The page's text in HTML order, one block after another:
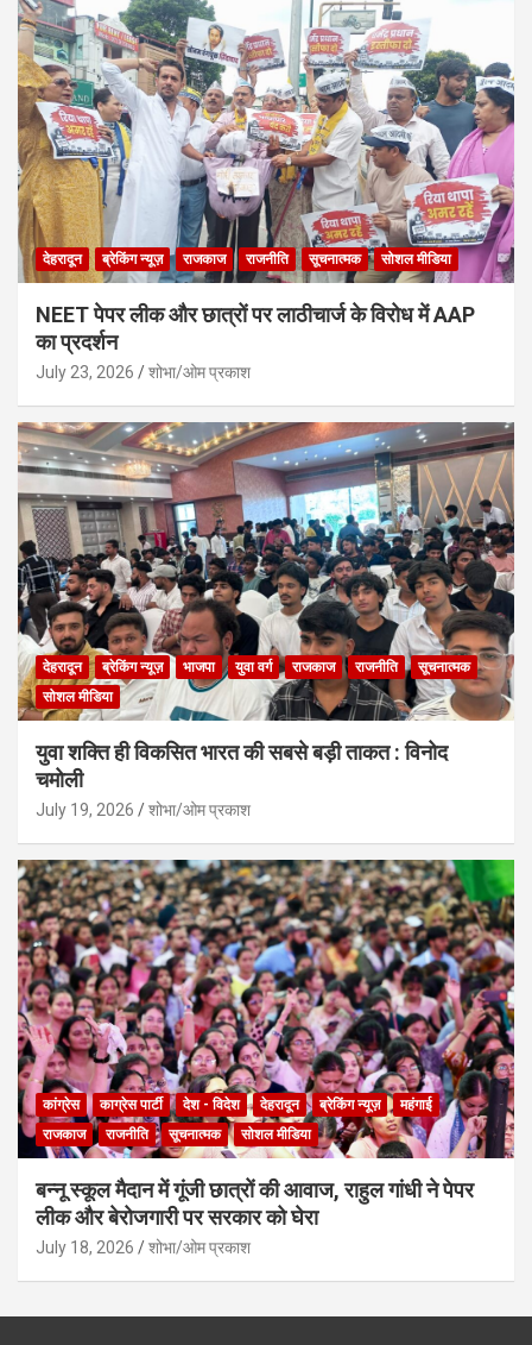
देहरादून ब्रेकिंग न्यूज़ राजकाज राजनीति सूचनात्मक सोशल मीडिया
NEET पेपर लीक और छात्रों पर लाठीचार्ज के विरोध में AAP
का प्रदर्शन
July 23, 2026 शोभा/ओम प्रकाश
देहरादून ब्रेकिंग न्यूज़ भाजपा युवा वर्ग राजकाज राजनीति
सूचनात्मक
सोशल मीडिया
युवा शक्ति ही विकसित भारत की सबसे बड़ी ताकत : विनोद
चमोली
July 19, 2026 शोभा/ओम प्रकाश
कांग्रेस काग्रेस पार्टी देश - विदेश देहरादून ब्रेकिंग न्यूज़
महंगाई
राजकाज
राजनीति सूचनात्मक सोशल मीडिया
बन्नू स्कूल मैदान में गूंजी छात्रों की आवाज, राहुल गांधी ने पेपर
लीक और बेरोजगारी पर सरकार को घेरा
July 18, 2026 शोभा/ओम प्रकाश